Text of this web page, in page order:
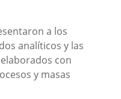
a los
analíticos y las
con
y masas